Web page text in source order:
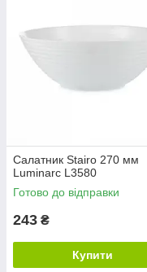
Салатник Stairo 270 мм
Luminarc L3580
Готово до відправки
243 ₴
Купити